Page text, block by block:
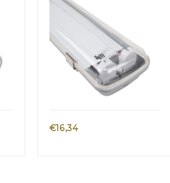
C.157xL.9,7xAlt.5,7cm
cinzento
Quick view
€16,34